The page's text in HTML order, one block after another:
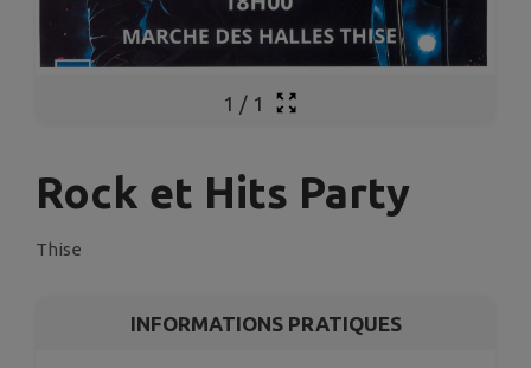
1 / 1
Rock et Hits Party
Thise
INFORMATIONS PRATIQUES